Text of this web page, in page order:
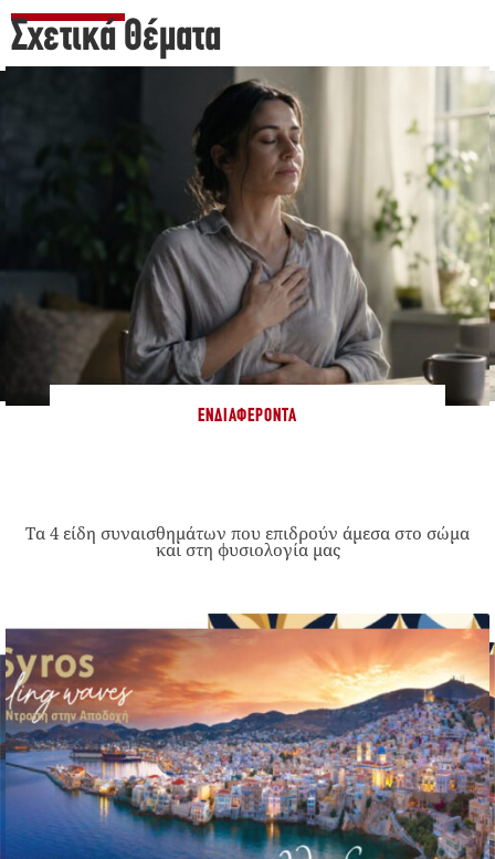
Σχετικά Θέματα
ΕΝΔΙΑΦΈΡΟΝΤΑ
Τα 4 είδη συναισθημάτων που επιδρούν άμεσα στο σώμα
και στη φυσιολογία μας